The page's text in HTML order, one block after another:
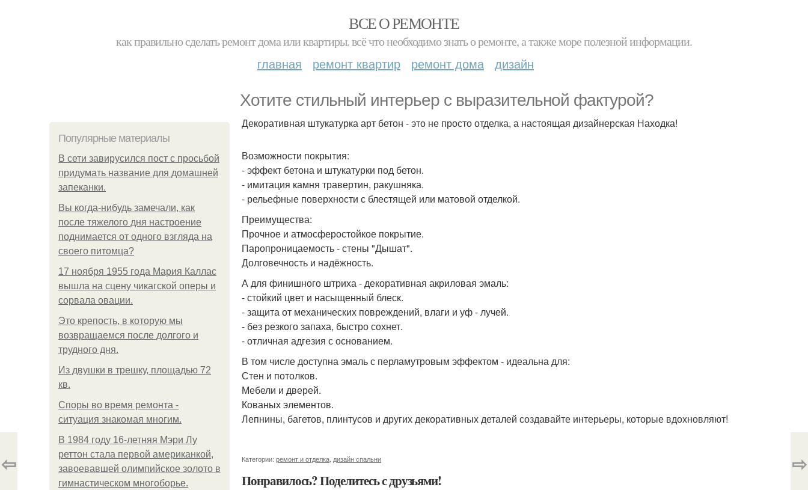
ВСЕ О РЕМОНТЕ
как правильно сделать ремонт дома или квартиры. всё что необходимо знать о ремонте, а также море полезной информации.
главная ремонт квартир ремонт дома дизайн
Хотите стильный интерьер с выразительной фактурой?
Популярные материалы
В сети завирусился пост с просьбой
придумать название для домашней
запеканки.
Вы когда-нибудь замечали, как
после тяжелого дня настроение
поднимается от одного взгляда на
своего питомца?
17 ноября 1955 года Мария Каллас
вышла на сцену чикагской оперы и
сорвала овации.
Это крепость, в которую мы
возвращаемся после долгого и
трудного дня.
Из двушки в трешку, площадью 72
кв.
Споры во время ремонта -
ситуация знакомая многим.
В 1984 году 16-летняя Мэри Лу
реттон стала первой американкой,
завоевавшей олимпийское золото в
гимнастическом многоборье.
Декоративная штукатурка арт бетон - это не просто отделка, а настоящая дизайнерская Находка!
Возможности покрытия:
- эффект бетона и штукатурки под бетон.
- имитация камня травертин, ракушняка.
- рельефные поверхности с блестящей или матовой отделкой.
Преимущества:
Прочное и атмосферостойкое покрытие.
Паропроницаемость - стены "Дышат".
Долговечность и надёжность.
А для финишного штриха - декоративная акриловая эмаль:
- стойкий цвет и насыщенный блеск.
- защита от механических повреждений, влаги и уф - лучей.
- без резкого запаха, быстро сохнет.
- отличная адгезия с основанием.
В том числе доступна эмаль с перламутровым эффектом - идеальна для:
Стен и потолков.
Мебели и дверей.
Кованых элементов.
Лепнины, багетов, плинтусов и других декоративных деталей создавайте интерьеры, которые вдохновляют!
Категории: ремонт и отделка дизайн спальни
Понравилось? Поделитесь с друзьями!
⇦ ⇨